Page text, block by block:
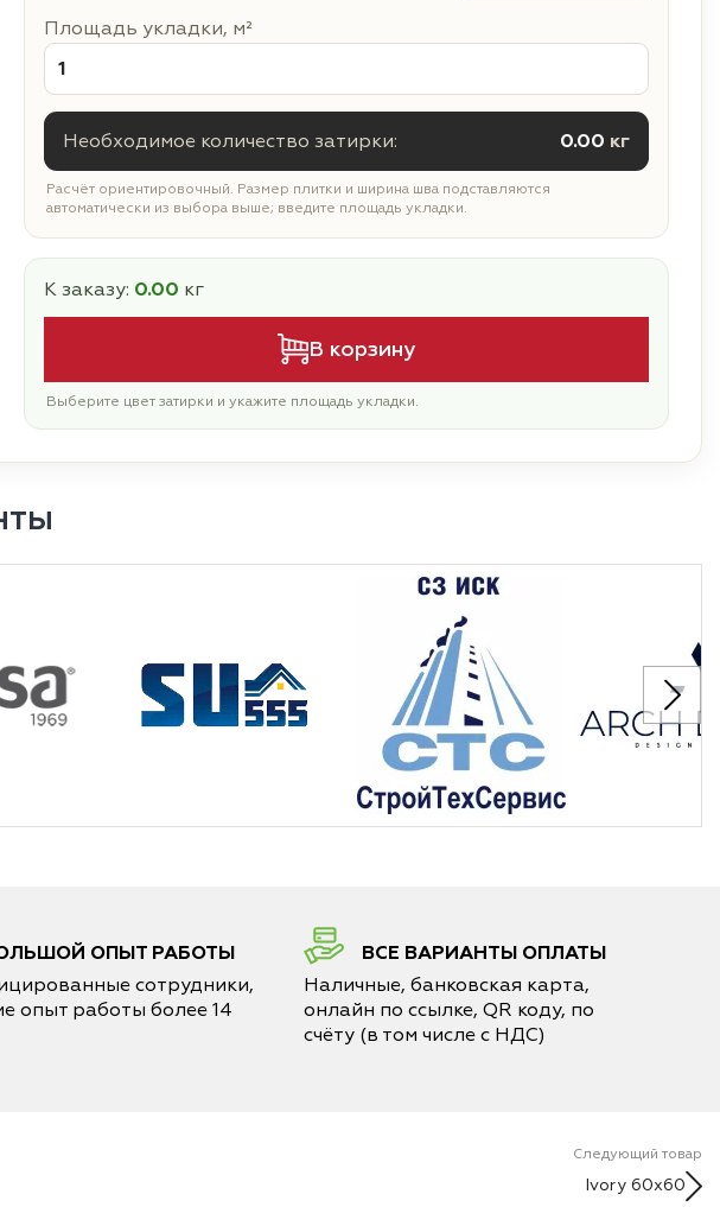
Площадь укладки, м²
Необходимое количество затирки: 0.00 кг
Расчёт ориентировочный. Размер плитки и ширина шва подставляются
автоматически из выбора выше; введите площадь укладки.
К заказу: 0.00 кг
В корзину
Выберите цвет затирки и укажите площадь укладки.
ОПЫТ РАБОТЫ
сотрудники,
опыт работы более 14
ВСЕ ВАРИАНТЫ ОПЛАТЫ
Наличные, банковская карта,
онлайн по ссылке, QR коду, по
счёту (в том числе с НДС)
Следующий товар
Ivory 60x60